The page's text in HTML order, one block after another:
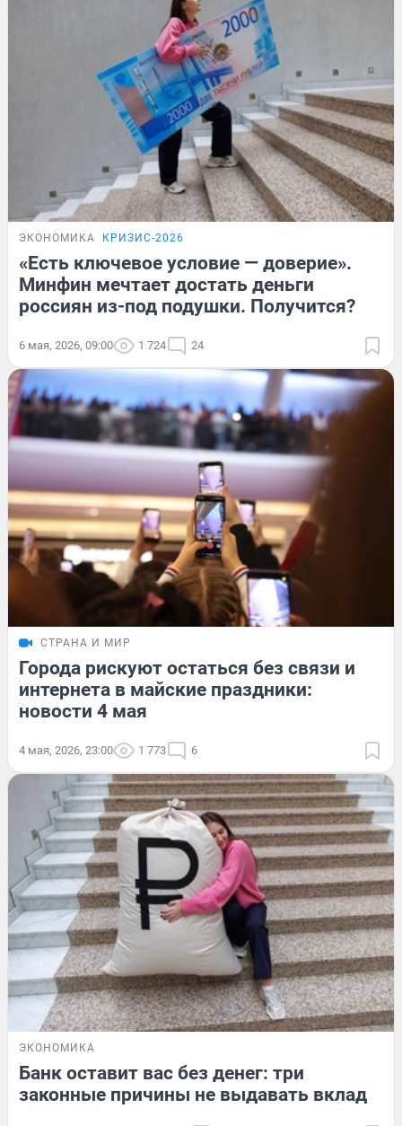
ЭКОНОМИКА КРИЗИС-2026
«Есть ключевое условие — доверие».
Минфин мечтает достать деньги
россиян из-под подушки. Получится?
6 мая, 2026, 09:00 1 724 24
СТРАНА И МИР
Города рискуют остаться без связи и
интернета в майские праздники:
новости 4 мая
4 мая, 2026, 23:00 1 773 6
ЭКОНОМИКА
Банк оставит вас без денег: три
законные причины не выдавать вклад